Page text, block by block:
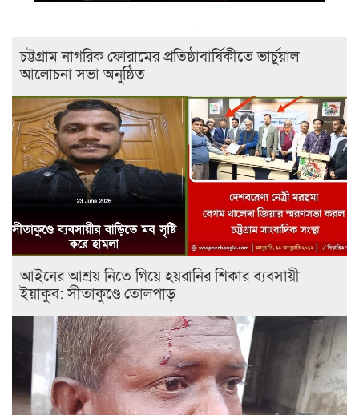
চট্টগ্রাম নাগরিক ফোরামের প্রতিষ্ঠাবার্ষিকীতে ভার্চুয়াল
আলোচনা সভা অনুষ্ঠিত
আইনের আশ্রয় নিতে গিয়ে হয়রানির শিকার ব্যবসায়ী
ইয়াকুব: সীতাকুণ্ডে তোলপাড়